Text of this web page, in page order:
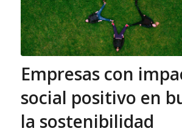
Empresas con
social positivo en
la sostenibilidad